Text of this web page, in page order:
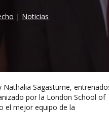
| Noticias
Nathalia Sagastume,
por la London School of
el mejor equipo de la